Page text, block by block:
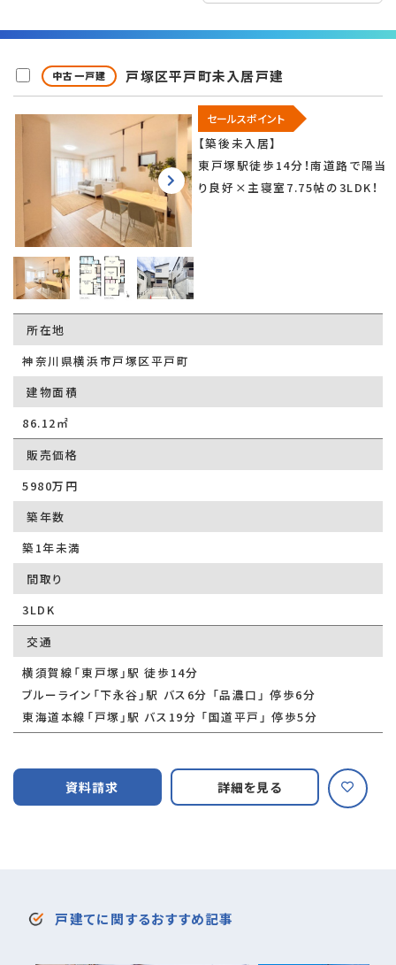
中古一戸建 戸塚区平戸町未入居戸建
セールスポイント
【築後未入居】
東戸塚駅徒歩14分！南道路で陽当
り良好×主寝室7.75帖の3LDK！
所在地
神奈川県横浜市戸塚区平戸町
建物面積
86.12㎡
販売価格
5980万円
築年数
築1年未満
間取り
3LDK
交通
横須賀線「東戸塚」駅 徒歩14分
ブルーライン「下永谷」駅 バス6分 「品濃口」 停歩6分
東海道本線「戸塚」駅 バス19分 「国道平戸」 停歩5分
資料請求 詳細を見る
戸建てに関するおすすめ記事